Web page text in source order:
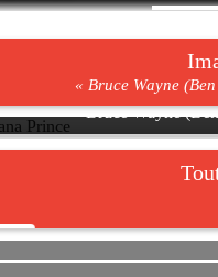
« Bruce Wayne
Bruce Wayne